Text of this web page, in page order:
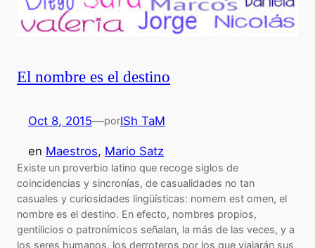
El nombre es el destino
Oct 8, 2015—porISh TaM
en Maestros, Mario Satz
Existe un proverbio latino que recoge siglos de
coincidencias y sincronías, de casualidades no tan
casuales y curiosidades lingüísticas: nomem est omen, el
nombre es el destino. En efecto, nombres propios,
gentilicios o patronímicos señalan, la más de las veces, y a
los seres humanos, los derroteros por los que viajarán sus